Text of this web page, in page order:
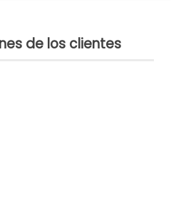
de los clientes